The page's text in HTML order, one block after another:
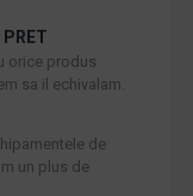
PRET
orice produs
sa il echivalam.
de
un plus de